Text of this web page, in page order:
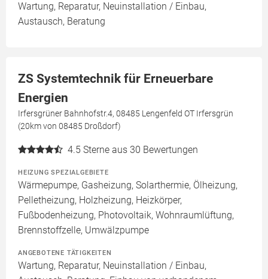
Wartung, Reparatur, Neuinstallation / Einbau,
Austausch, Beratung
ZS Systemtechnik für Erneuerbare
Energien
Irfersgrüner Bahnhofstr.4, 08485 Lengenfeld OT Irfersgrün
(20km von 08485 Droßdorf)
4.5 Sterne aus 30 Bewertungen
HEIZUNG SPEZIALGEBIETE
Wärmepumpe, Gasheizung, Solarthermie, Ölheizung,
Pelletheizung, Holzheizung, Heizkörper,
Fußbodenheizung, Photovoltaik, Wohnraumlüftung,
Brennstoffzelle, Umwälzpumpe
ANGEBOTENE TÄTIGKEITEN
Wartung, Reparatur, Neuinstallation / Einbau,